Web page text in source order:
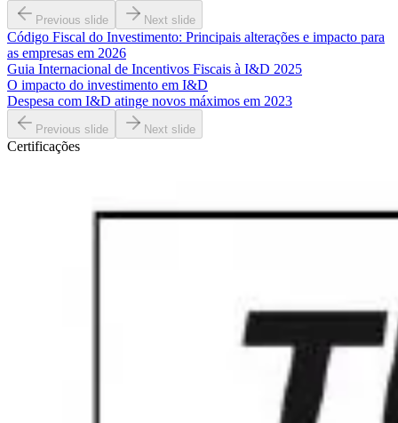
Previous slide Next slide
Código Fiscal do Investimento: Principais alterações e impacto para
as empresas em 2026
Guia Internacional de Incentivos Fiscais à I&D 2025
O impacto do investimento em I&D
Despesa com I&D atinge novos máximos em 2023
Previous slide Next slide
Certificações